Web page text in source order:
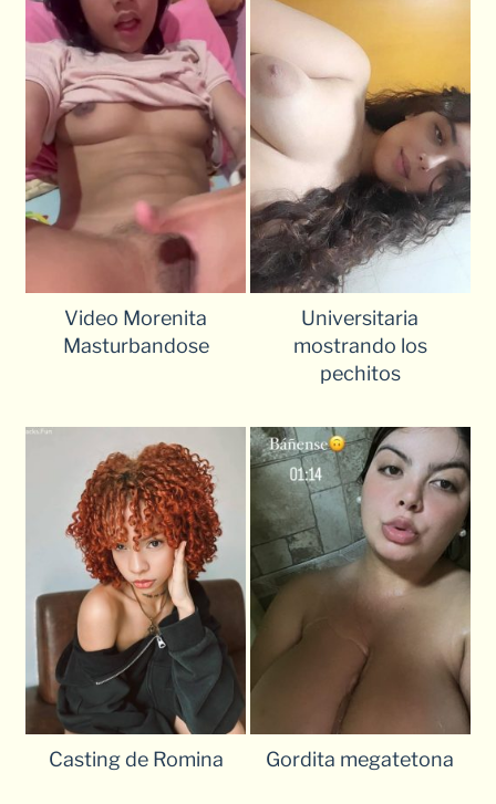
Video Morenita
Masturbandose
Universitaria
mostrando los
pechitos
Casting de Romina Gordita megatetona